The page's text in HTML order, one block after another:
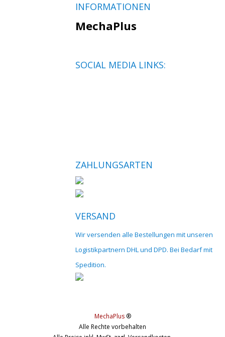
INFORMATIONEN
MechaPlus
SOCIAL MEDIA LINKS:
ZAHLUNGSARTEN
VERSAND
Wir versenden alle Bestellungen mit unseren
Logistikpartnern DHL und DPD. Bei Bedarf mit
Spedition.
MechaPlus ®
Alle Rechte vorbehalten